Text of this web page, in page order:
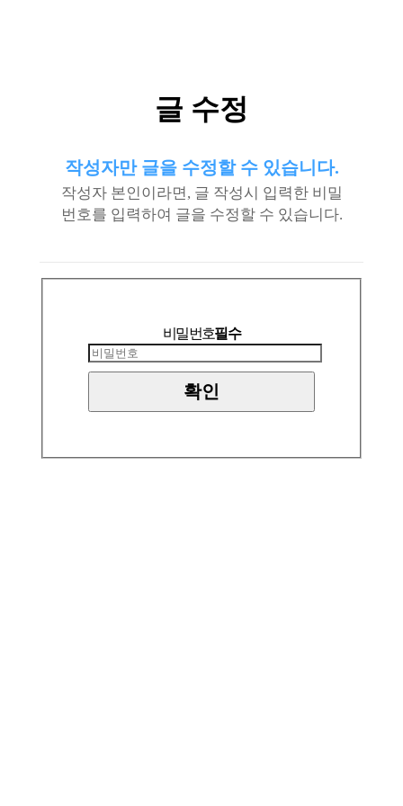
글 수정
작성자만 글을 수정할 수 있습니다.
작성자 본인이라면, 글 작성시 입력한 비밀
번호를 입력하여 글을 수정할 수 있습니다.
비밀번호필수